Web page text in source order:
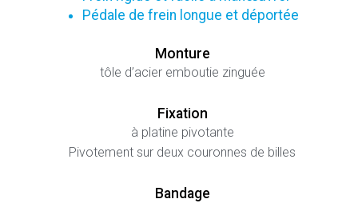
Pédale de frein longue et déportée
Monture
tôle d’acier emboutie zinguée
Fixation
à platine pivotante
Pivotement sur deux couronnes de billes
Bandage